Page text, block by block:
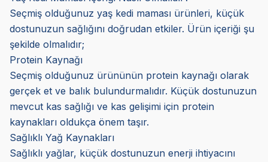
Seçmiş olduğunuz yaş kedi maması ürünleri, küçük
dostunuzun sağlığını doğrudan etkiler. Ürün içeriği şu
şekilde olmalıdır;
Protein Kaynağı
Seçmiş olduğunuz ürününün protein kaynağı olarak
gerçek et ve balık bulundurmalıdır. Küçük dostunuzun
mevcut kas sağlığı ve kas gelişimi için protein
kaynakları oldukça önem taşır.
Sağlıklı Yağ Kaynakları
Sağlıklı yağlar, küçük dostunuzun enerji ihtiyacını